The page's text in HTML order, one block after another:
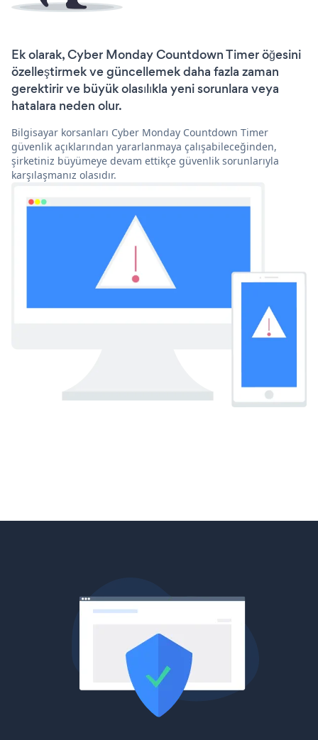
Ek olarak, Cyber Monday Countdown Timer öğesini
özelleştirmek ve güncellemek daha fazla zaman
gerektirir ve büyük olasılıkla yeni sorunlara veya
hatalara neden olur.
Bilgisayar korsanları Cyber Monday Countdown Timer
güvenlik açıklarından yararlanmaya çalışabileceğinden,
şirketiniz büyümeye devam ettikçe güvenlik sorunlarıyla
karşılaşmanız olasıdır.